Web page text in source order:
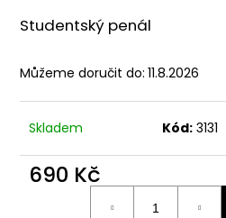
Studentský penál
Můžeme doručit do: 11.8.2026
Skladem Kód: 3131
690 Kč